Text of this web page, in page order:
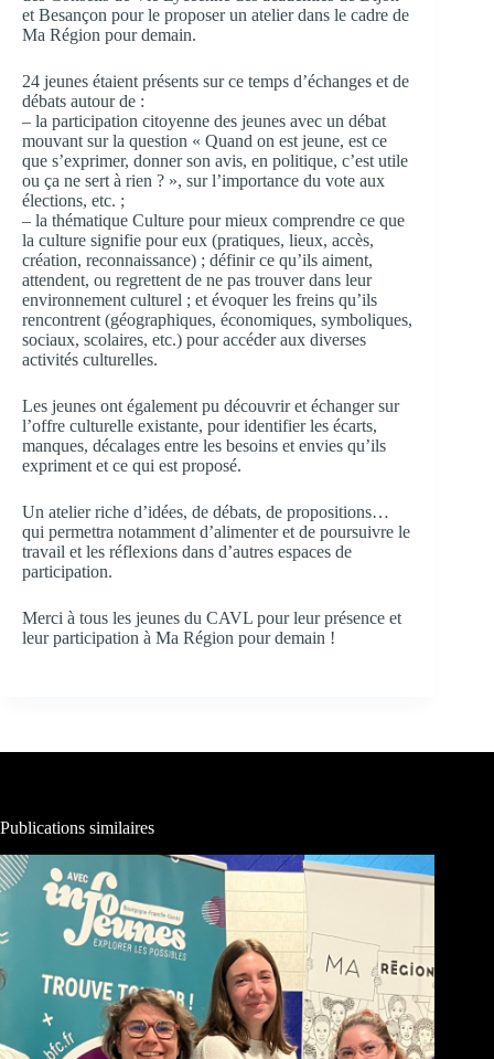
et Besançon pour le proposer un atelier dans le cadre de
Ma Région pour demain.
24 jeunes étaient présents sur ce temps d’échanges et de
débats autour de :
– la participation citoyenne des jeunes avec un débat
mouvant sur la question « Quand on est jeune, est ce
que s’exprimer, donner son avis, en politique, c’est utile
ou ça ne sert à rien ? », sur l’importance du vote aux
élections, etc. ;
– la thématique Culture pour mieux comprendre ce que
la culture signifie pour eux (pratiques, lieux, accès,
création, reconnaissance) ; définir ce qu’ils aiment,
attendent, ou regrettent de ne pas trouver dans leur
environnement culturel ; et évoquer les freins qu’ils
rencontrent (géographiques, économiques, symboliques,
sociaux, scolaires, etc.) pour accéder aux diverses
activités culturelles.
Les jeunes ont également pu découvrir et échanger sur
l’offre culturelle existante, pour identifier les écarts,
manques, décalages entre les besoins et envies qu’ils
expriment et ce qui est proposé.
Un atelier riche d’idées, de débats, de propositions…
qui permettra notamment d’alimenter et de poursuivre le
travail et les réflexions dans d’autres espaces de
participation.
Merci à tous les jeunes du CAVL pour leur présence et
leur participation à Ma Région pour demain !
Publications similaires